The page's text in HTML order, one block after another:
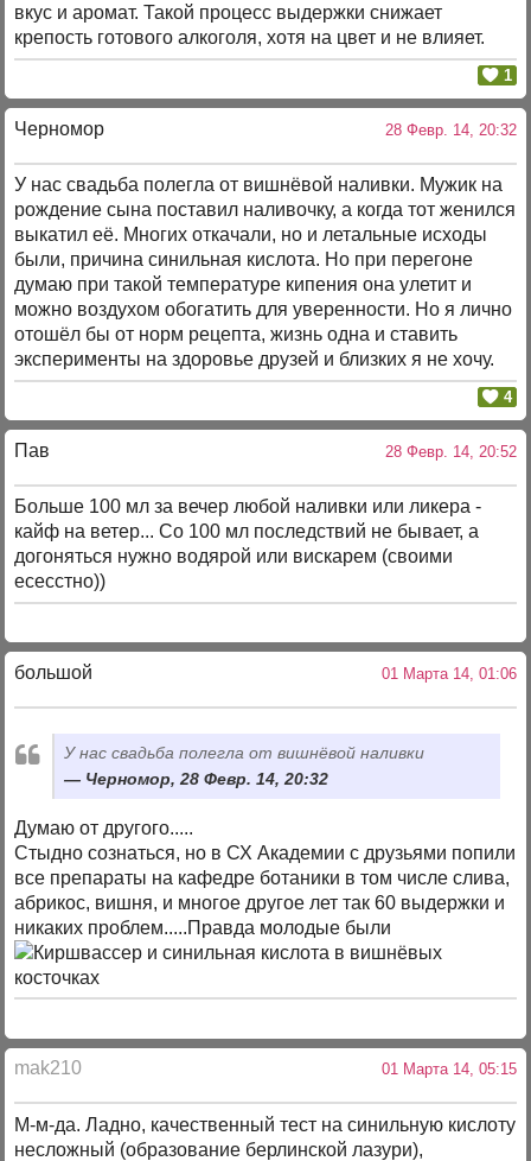
вкус и аромат. Такой процесс выдержки снижает
крепость готового алкоголя, хотя на цвет и не влияет.
1
Черномор 28 Февр. 14, 20:32
У нас свадьба полегла от вишнёвой наливки. Мужик на
рождение сына поставил наливочку, а когда тот женился
выкатил её. Многих откачали, но и летальные исходы
были, причина синильная кислота. Но при перегоне
думаю при такой температуре кипения она улетит и
можно воздухом обогатить для уверенности. Но я лично
отошёл бы от норм рецепта, жизнь одна и ставить
эксперименты на здоровье друзей и близких я не хочу.
4
Пав 28 Февр. 14, 20:52
Больше 100 мл за вечер любой наливки или ликера -
кайф на ветер... Со 100 мл последствий не бывает, а
догоняться нужно водярой или вискарем (своими
есесстно))
большой 01 Марта 14, 01:06
У нас свадьба полегла от вишнёвой наливки
Черномор, 28 Февр. 14, 20:32
Думаю от другого.....
Стыдно сознаться, но в СХ Академии с друзьями попили
все препараты на кафедре ботаники в том числе слива,
абрикос, вишня, и многое другое лет так 60 выдержки и
никаких проблем.....Правда молодые были
mak210 01 Марта 14, 05:15
М-м-да. Ладно, качественный тест на синильную кислоту
несложный (образование берлинской лазури),